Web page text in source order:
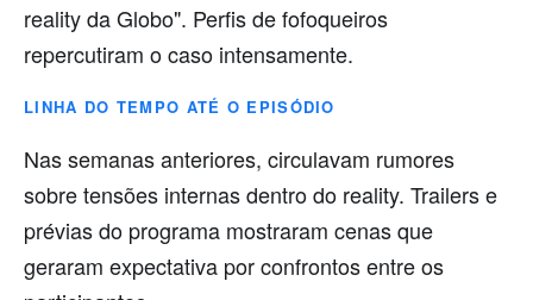
reality da Globo". Perfis de fofoqueiros
repercutiram o caso intensamente.
LINHA DO TEMPO ATÉ O EPISÓDIO
Nas semanas anteriores, circulavam rumores
sobre tensões internas dentro do reality. Trailers e
prévias do programa mostraram cenas que
geraram expectativa por confrontos entre os